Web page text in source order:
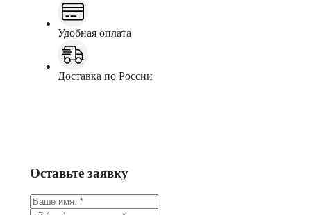
Удобная оплата
Доставка по России
Оставьте заявку